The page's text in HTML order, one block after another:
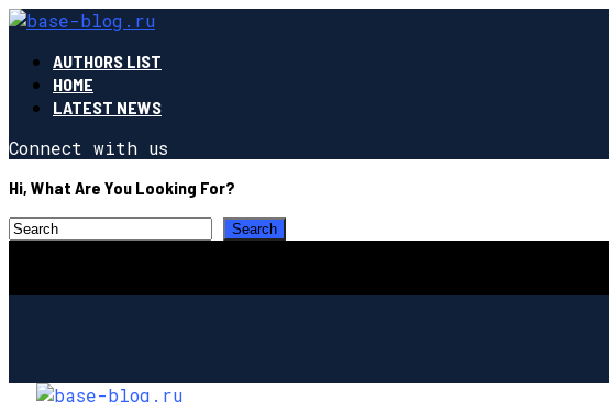
AUTHORS LIST
HOME
LATEST NEWS
Connect with us
Hi, What Are You Looking For?